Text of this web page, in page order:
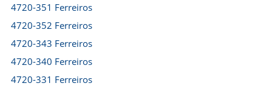
4720-351 Ferreiros
4720-352 Ferreiros
4720-343 Ferreiros
4720-340 Ferreiros
4720-331 Ferreiros